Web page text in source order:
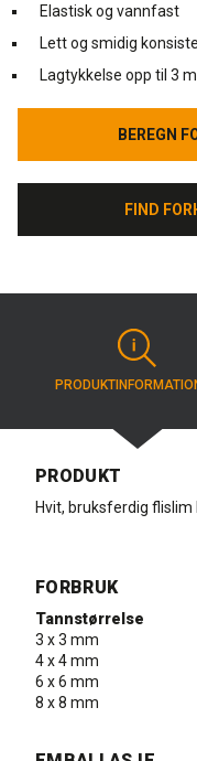
Elastisk og vannfast
Lett og smidig
Lagtykkelse opp til 3
BEREGN
BEREGN
FIND
FIND
PRODUKT
Hvit, bruksferdig
FORBRUK
Tannstørrelse
3 x 3 mm
4 x 4 mm
6 x 6 mm
8 x 8 mm